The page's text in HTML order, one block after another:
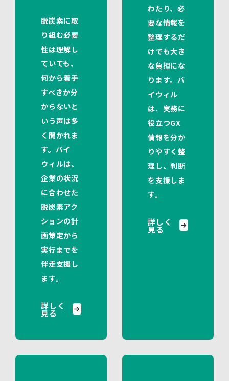
脱炭素に取
り組む必要
性は理解し
ていても、
何から着手
すべきか分
からないと
いう声は多
く聞かれま
す。バイ
ウィルは、
企業の状況
に合わせた
脱炭素アク
ションの計
画策定から
実行までを
伴走支援し
ます。
詳しく
見る
わたり、必
要な情報を
整理するだ
けでも大き
な負担にな
ります。バ
イウィル
は、実務に
役立つGX
情報を分か
りやすく整
理し、判断
を支援しま
す。
詳しく
見る